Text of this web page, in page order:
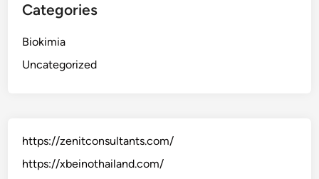
Categories
Biokimia
Uncategorized
https://zenitconsultants.com/
https://xbeinothailand.com/